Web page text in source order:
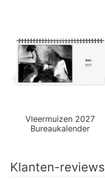
Vleermuizen 2027
Bureaukalender
Klanten-reviews